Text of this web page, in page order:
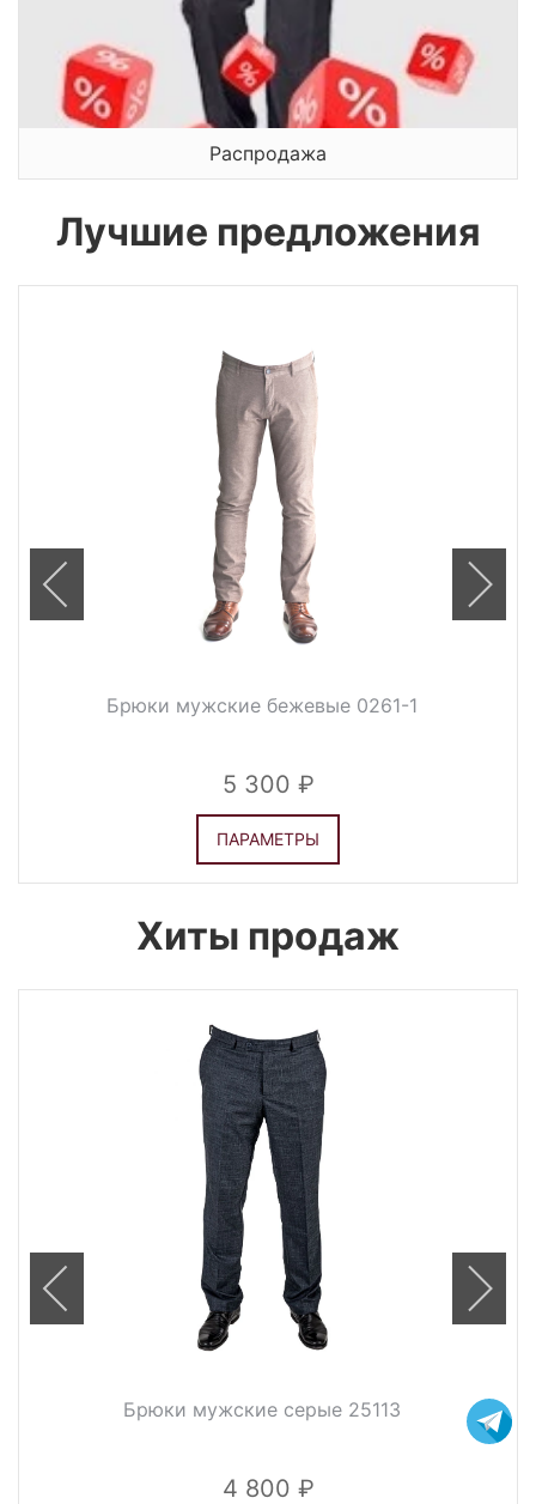
Распродажа
Лучшие предложения
Брюки мужские бежевые 0261-1
5 300
ПАРАМЕТРЫ
Хиты продаж
Брюки мужские серые 25113
4 800